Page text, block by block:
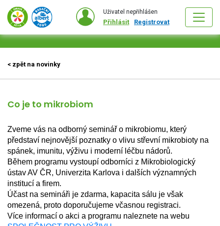
Uživatel nepřihlášen
Přihlásit Registrovat
< zpět na novinky
Co je to mikrobiom
Zveme vás na odborný seminář o mikrobiomu, který
představí nejnovější poznatky o vlivu střevní mikrobioty na
spánek, imunitu, výživu i moderní léčbu nádorů.
Během programu vystoupí odborníci z Mikrobiologický
ústav AV ČR, Univerzita Karlova i dalších významných
institucí a firem.
Účast na semináři je zdarma, kapacita sálu je však
omezená, proto doporučujeme včasnou registraci.